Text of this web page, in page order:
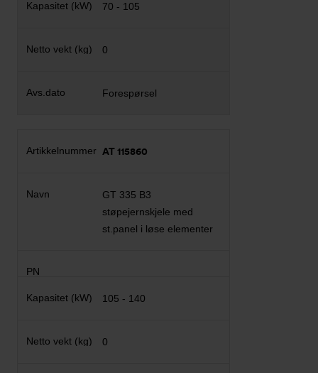
70 - 105
0
Forespørsel
AT 115860
GT 335 B3
støpejernskjele med
st.panel i løse elementer
105 - 140
0